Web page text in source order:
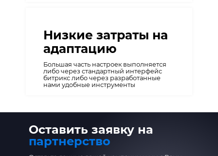
Низкие затраты на
адаптацию
Большая часть настроек выполняется
либо через стандартный интерфейс
битрикс либо через разработанные
нами удобные инструменты
Оставить заявку на
партнерство